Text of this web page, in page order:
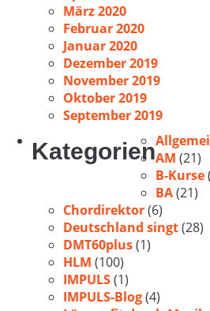
März 2020
Februar 2020
Januar 2020
Dezember 2019
November 2019
Oktober 2019
September 2019
KategorienAM (21)
B-Kurse
BA(21)
Chordirektor(6)
Deutschland singt(28)
DMT60plus(1)
HLM (100)
IMPULS(1)
IMPULS-Blog(4)